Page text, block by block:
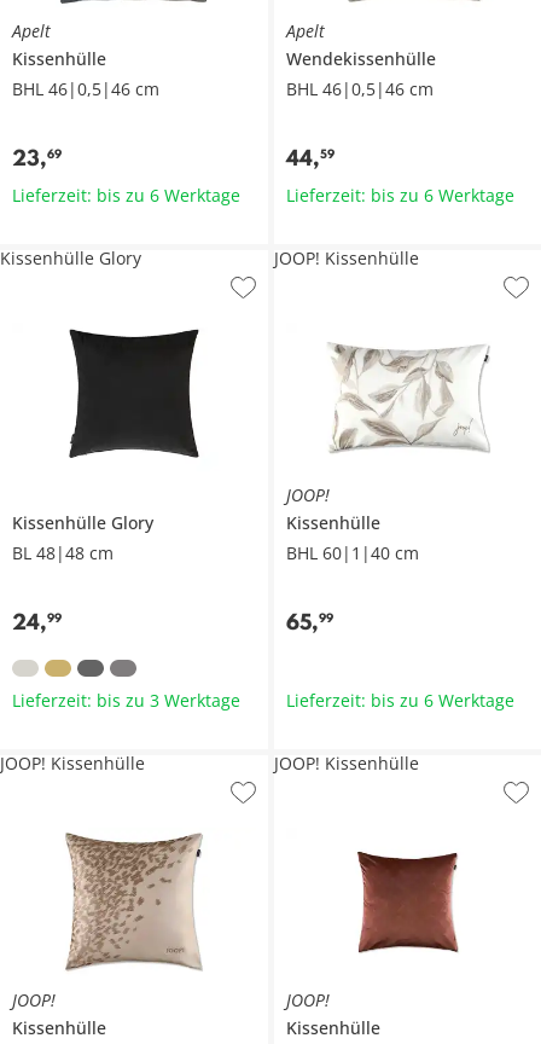
Apelt
Kissenhülle
BHL 46|0,5|46 cm
23,69
Lieferzeit: bis zu 6 Werktage
Apelt
Wendekissenhülle
BHL 46|0,5|46 cm
44,59
Lieferzeit: bis zu 6 Werktage
Kissenhülle Glory
BL 48|48 cm
24,99
Kissenhülle Glory
Lieferzeit: bis zu 3 Werktage
JOOP!
Kissenhülle
BHL 60|1|40 cm
65,99
JOOP! Kissenhülle
Lieferzeit: bis zu 6 Werktage
JOOP!
Kissenhülle
JOOP! Kissenhülle
JOOP!
Kissenhülle
JOOP! Kissenhülle